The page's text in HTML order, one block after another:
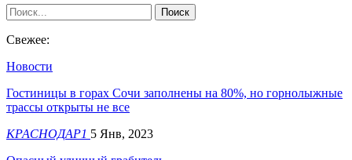
Свежее:
Новости
​Гостиницы в горах Сочи заполнены на 80%, но горнолыжные
трассы открыты не все
КРАСНОДАР1 5 Янв, 2023